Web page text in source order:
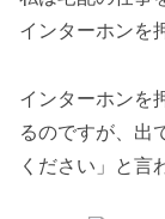
インターホンを
インターホンを
るのですが、出
ください」と言